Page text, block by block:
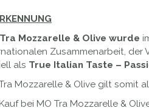
Mozzarelle & Olive wurde
Zusammenarbeit, der
als True Italian Taste –
Mozzarelle & Olive gilt somit
bei MO Tra Mozzarelle &